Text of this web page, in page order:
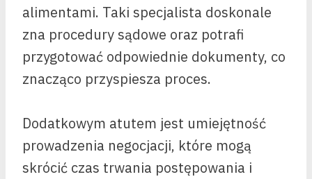
alimentami. Taki specjalista doskonale
zna procedury sądowe oraz potrafi
przygotować odpowiednie dokumenty, co
znacząco przyspiesza proces.
Dodatkowym atutem jest umiejętność
prowadzenia negocjacji, które mogą
skrócić czas trwania postępowania i